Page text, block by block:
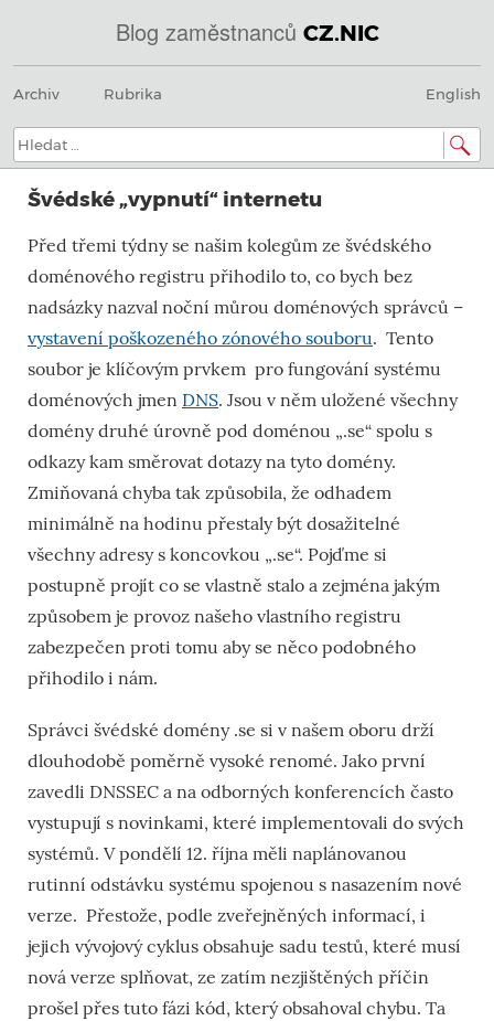
Blog zaměstnanců CZ.NIC
@
IN
SOA
domény.dns.enum.mojeid.internet.
nic.cz.
Menu
na
Archiv Rubrika English
Hledat:
Švédské „vypnutí“ internetu
Před třemi týdny se našim kolegům ze švédského
doménového registru přihodilo to, co bych bez
nadsázky nazval noční můrou doménových správců –
vystavení poškozeného zónového souboru. Tento
soubor je klíčovým prvkem pro fungování systému
doménových jmen DNS. Jsou v něm uložené všechny
domény druhé úrovně pod doménou „.se“ spolu s
odkazy kam směrovat dotazy na tyto domény.
Zmiňovaná chyba tak způsobila, že odhadem
minimálně na hodinu přestaly být dosažitelné
všechny adresy s koncovkou „.se“. Pojďme si
postupně projít co se vlastně stalo a zejména jakým
způsobem je provoz našeho vlastního registru
zabezpečen proti tomu aby se něco podobného
přihodilo i nám.
Správci švédské domény .se si v našem oboru drží
dlouhodobě poměrně vysoké renomé. Jako první
zavedli DNSSEC a na odborných konferencích často
vystupují s novinkami, které implementovali do svých
systémů. V pondělí 12. října měli naplánovanou
rutinní odstávku systému spojenou s nasazením nové
verze. Přestože, podle zveřejněných informací, i
jejich vývojový cyklus obsahuje sadu testů, které musí
nová verze splňovat, ze zatím nezjištěných příčin
prošel přes tuto fázi kód, který obsahoval chybu. Ta